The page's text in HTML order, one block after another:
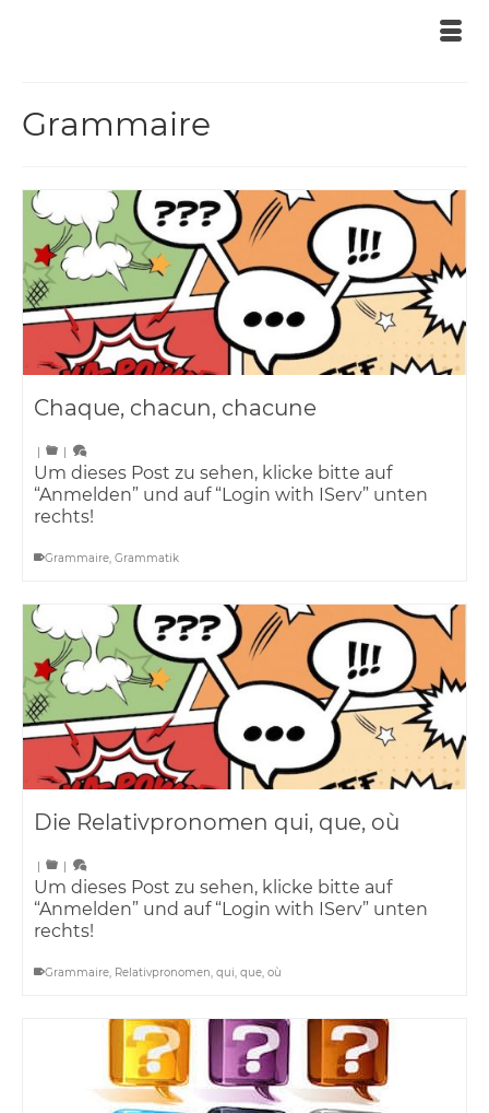
Grammaire
Chaque, chacun, chacune
| |
Um dieses Post zu sehen, klicke bitte auf
“Anmelden” und auf “Login with IServ” unten
rechts!
Grammaire, Grammatik
Die Relativpronomen qui, que, où
| |
Um dieses Post zu sehen, klicke bitte auf
“Anmelden” und auf “Login with IServ” unten
rechts!
Grammaire, Relativpronomen, qui, que, où